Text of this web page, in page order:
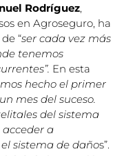
Rodríguez,
en Agroseguro, ha
“ser cada vez más
tenemos
En esta
hecho el primer
mes del suceso.
del sistema
acceder a
sistema de daños”.